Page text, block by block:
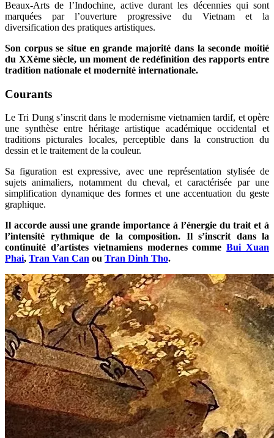
Beaux-Arts de l’Indochine, active durant les décennies qui sont
marquées par l’ouverture progressive du Vietnam et la
diversification des pratiques artistiques.
Son corpus se situe en grande majorité dans la seconde moitié
du XXème siècle, un moment de redéfinition des rapports entre
tradition nationale et modernité internationale.
Courants
Le Tri Dung s’inscrit dans le modernisme vietnamien tardif, et opère
une synthèse entre héritage artistique académique occidental et
traditions picturales locales, perceptible dans la construction du
dessin et le traitement de la couleur.
Sa figuration est expressive, avec une représentation stylisée de
sujets animaliers, notamment du cheval, et caractérisée par une
simplification dynamique des formes et une accentuation du geste
graphique.
Il accorde aussi une grande importance à l’énergie du trait et à
l’intensité rythmique de la composition. Il s’inscrit dans la
continuité d’artistes vietnamiens modernes commeBui Xuan
Phai, Tran Van Can ou Tran Dinh Tho.